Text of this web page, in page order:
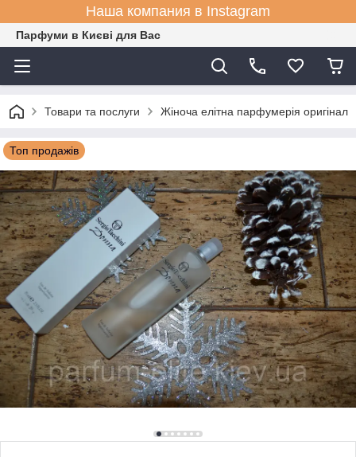
Наша компания в Instagram
Парфуми в Києві для Вас
Товари та послуги Жіноча елітна парфумерія оригінал
Топ продажів